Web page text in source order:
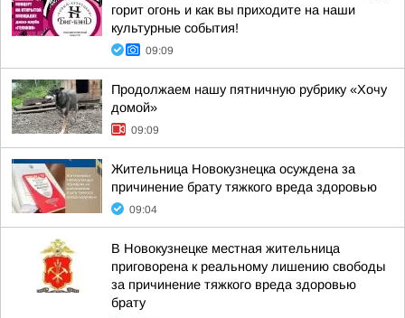
горит огонь и как вы приходите на наши
культурные события!
09:09
Продолжаем нашу пятничную рубрику «Хочу
домой»
09:09
Жительница Новокузнецка осуждена за
причинение брату тяжкого вреда здоровью
09:04
В Новокузнецке местная жительница
приговорена к реальному лишению свободы
за причинение тяжкого вреда здоровью
брату